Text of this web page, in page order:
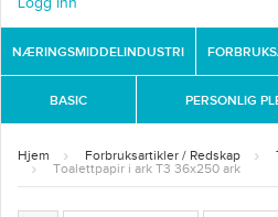
NÆRINGSMIDDELINDUSTRI
BASIC PERSONLIG
Hjem Forbruksartikler / Redskap
Toalettpapir i ark T3 36x250 ark